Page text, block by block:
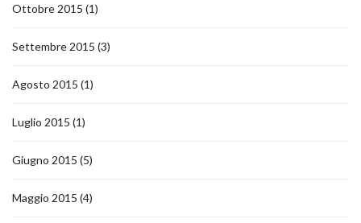
Ottobre 2015 (1)
Settembre 2015 (3)
Agosto 2015 (1)
Luglio 2015 (1)
Giugno 2015 (5)
Maggio 2015 (4)